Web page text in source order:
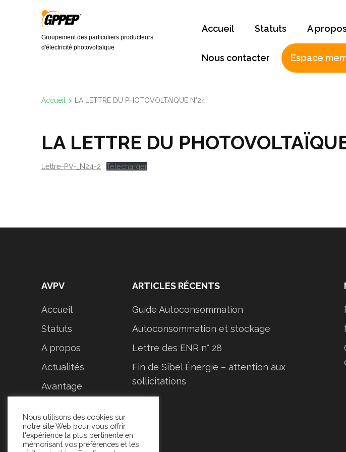
Groupement des particuliers producteurs
d'électricité photovoltaïque
Accueil Statuts A propos
Nous contacter Espace
Accueil > LA LETTRE DU PHOTOVOLTAÏQUE N°24
LA LETTRE DU
Lettre-PV-_N24-2 Télécharger
AVPV
Accueil
Statuts
A propos
Actualités
Avantage
Documentation
Nous contacter
ARTICLES RÉCENTS
Guide Autoconsommation
Autoconsommation et stockage
Lettre des ENR n° 28
Fin de Sibel Énergie – attention aux
sollicitations
Nous utilisons des cookies sur
notre site Web pour vous offrir
l'expérience la plus pertinente en
mémorisant vos préférences et les